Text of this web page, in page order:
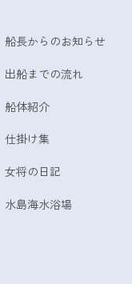
船長からのお知らせ
出船までの流れ
船体紹介
仕掛け集
女将の日記
水島海水浴場